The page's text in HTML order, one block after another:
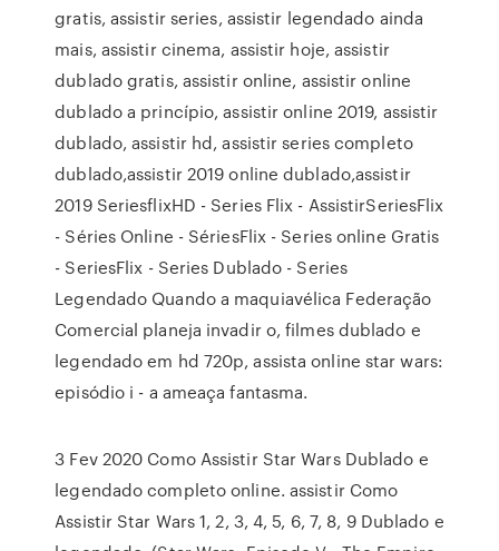
gratis, assistir series, assistir legendado ainda
mais, assistir cinema, assistir hoje, assistir
dublado gratis, assistir online, assistir online
dublado a princípio, assistir online 2019, assistir
dublado, assistir hd, assistir series completo
dublado,assistir 2019 online dublado,assistir
2019 SeriesflixHD - Series Flix - AssistirSeriesFlix
- Séries Online - SériesFlix - Series online Gratis
- SeriesFlix - Series Dublado - Series
Legendado Quando a maquiavélica Federação
Comercial planeja invadir o, filmes dublado e
legendado em hd 720p, assista online star wars:
episódio i - a ameaça fantasma.
3 Fev 2020 Como Assistir Star Wars Dublado e
legendado completo online. assistir Como
Assistir Star Wars 1, 2, 3, 4, 5, 6, 7, 8, 9 Dublado e